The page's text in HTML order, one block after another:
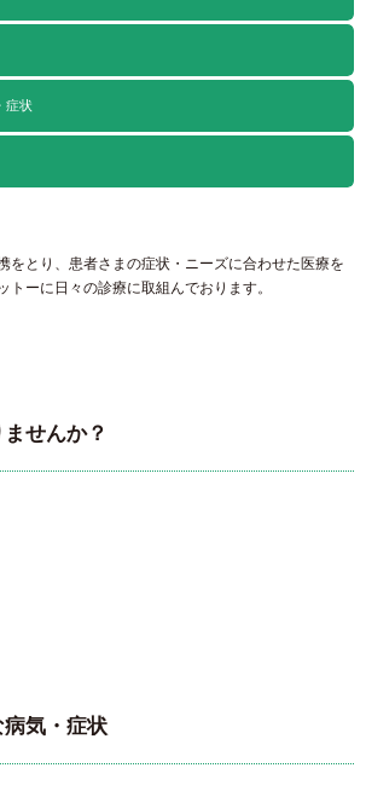
症状
をとり、患者さまの症状・ニーズに合わせた医療を
トーに日々の診療に取組んでおります。
せんか？
気・症状